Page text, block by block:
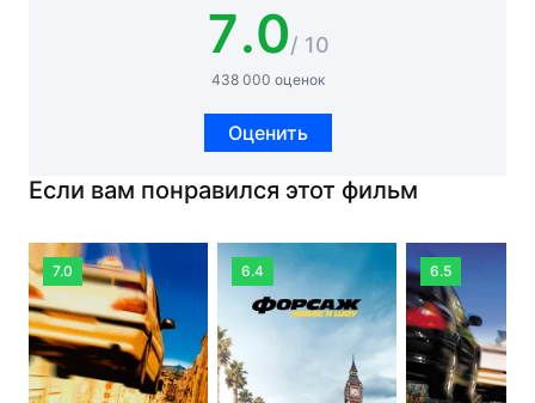
7.0/ 10
438 000 оценок
Оценить
Если вам понравился этот фильм
7.0 6.4 6.5